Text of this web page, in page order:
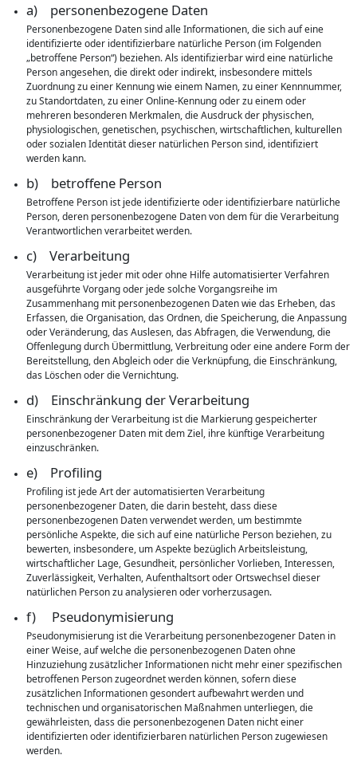
a) personenbezogene Daten
Personenbezogene Daten sind alle Informationen, die sich auf eine
identifizierte oder identifizierbare natürliche Person (im Folgenden
„betroffene Person“) beziehen. Als identifizierbar wird eine natürliche
Person angesehen, die direkt oder indirekt, insbesondere mittels
Zuordnung zu einer Kennung wie einem Namen, zu einer Kennnummer,
zu Standortdaten, zu einer Online-Kennung oder zu einem oder
mehreren besonderen Merkmalen, die Ausdruck der physischen,
physiologischen, genetischen, psychischen, wirtschaftlichen, kulturellen
oder sozialen Identität dieser natürlichen Person sind, identifiziert
werden kann.
b) betroffene Person
Betroffene Person ist jede identifizierte oder identifizierbare natürliche
Person, deren personenbezogene Daten von dem für die Verarbeitung
Verantwortlichen verarbeitet werden.
c) Verarbeitung
Verarbeitung ist jeder mit oder ohne Hilfe automatisierter Verfahren
ausgeführte Vorgang oder jede solche Vorgangsreihe im
Zusammenhang mit personenbezogenen Daten wie das Erheben, das
Erfassen, die Organisation, das Ordnen, die Speicherung, die Anpassung
oder Veränderung, das Auslesen, das Abfragen, die Verwendung, die
Offenlegung durch Übermittlung, Verbreitung oder eine andere Form der
Bereitstellung, den Abgleich oder die Verknüpfung, die Einschränkung,
das Löschen oder die Vernichtung.
d) Einschränkung der Verarbeitung
Einschränkung der Verarbeitung ist die Markierung gespeicherter
personenbezogener Daten mit dem Ziel, ihre künftige Verarbeitung
einzuschränken.
e) Profiling
Profiling ist jede Art der automatisierten Verarbeitung
personenbezogener Daten, die darin besteht, dass diese
personenbezogenen Daten verwendet werden, um bestimmte
persönliche Aspekte, die sich auf eine natürliche Person beziehen, zu
bewerten, insbesondere, um Aspekte bezüglich Arbeitsleistung,
wirtschaftlicher Lage, Gesundheit, persönlicher Vorlieben, Interessen,
Zuverlässigkeit, Verhalten, Aufenthaltsort oder Ortswechsel dieser
natürlichen Person zu analysieren oder vorherzusagen.
f) Pseudonymisierung
Pseudonymisierung ist die Verarbeitung personenbezogener Daten in
einer Weise, auf welche die personenbezogenen Daten ohne
Hinzuziehung zusätzlicher Informationen nicht mehr einer spezifischen
betroffenen Person zugeordnet werden können, sofern diese
zusätzlichen Informationen gesondert aufbewahrt werden und
technischen und organisatorischen Maßnahmen unterliegen, die
gewährleisten, dass die personenbezogenen Daten nicht einer
identifizierten oder identifizierbaren natürlichen Person zugewiesen
werden.